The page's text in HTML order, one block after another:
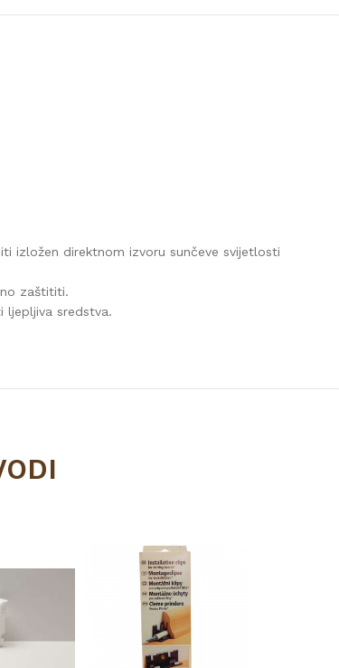
izložen direktnom izvoru sunčeve svijetlosti
zaštititi.
ljepljiva sredstva.